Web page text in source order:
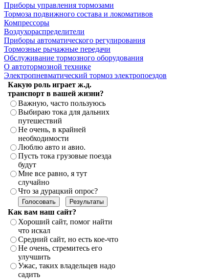
Приборы управления тормозами
Тормоза подвижного состава и локомативов
Компрессоры
Воздухораспределители
Приборы автоматического регулирования
Тормозные рычажные передачи
Обслуживание тормозного оборудования
О автотормозной технике
Электропневматический тормоз электропоездов
Какую роль играет ж.д.
транспорт в вашей жизни?
Важную, часто пользуюсь
Выбираю тока для дальних
путешествий
Не очень, в крайней
необходимости
Люблю авто и авио.
Пусть тока грузовые поезда
будут
Мне все равно, я тут
случайно
Что за дурацкий опрос?
Как вам наш сайт?
Хороший сайт, помог найти
что искал
Средний сайт, но есть кое-что
Не очень, стремитесь его
улучшить
Ужас, таких владельцев надо
садить